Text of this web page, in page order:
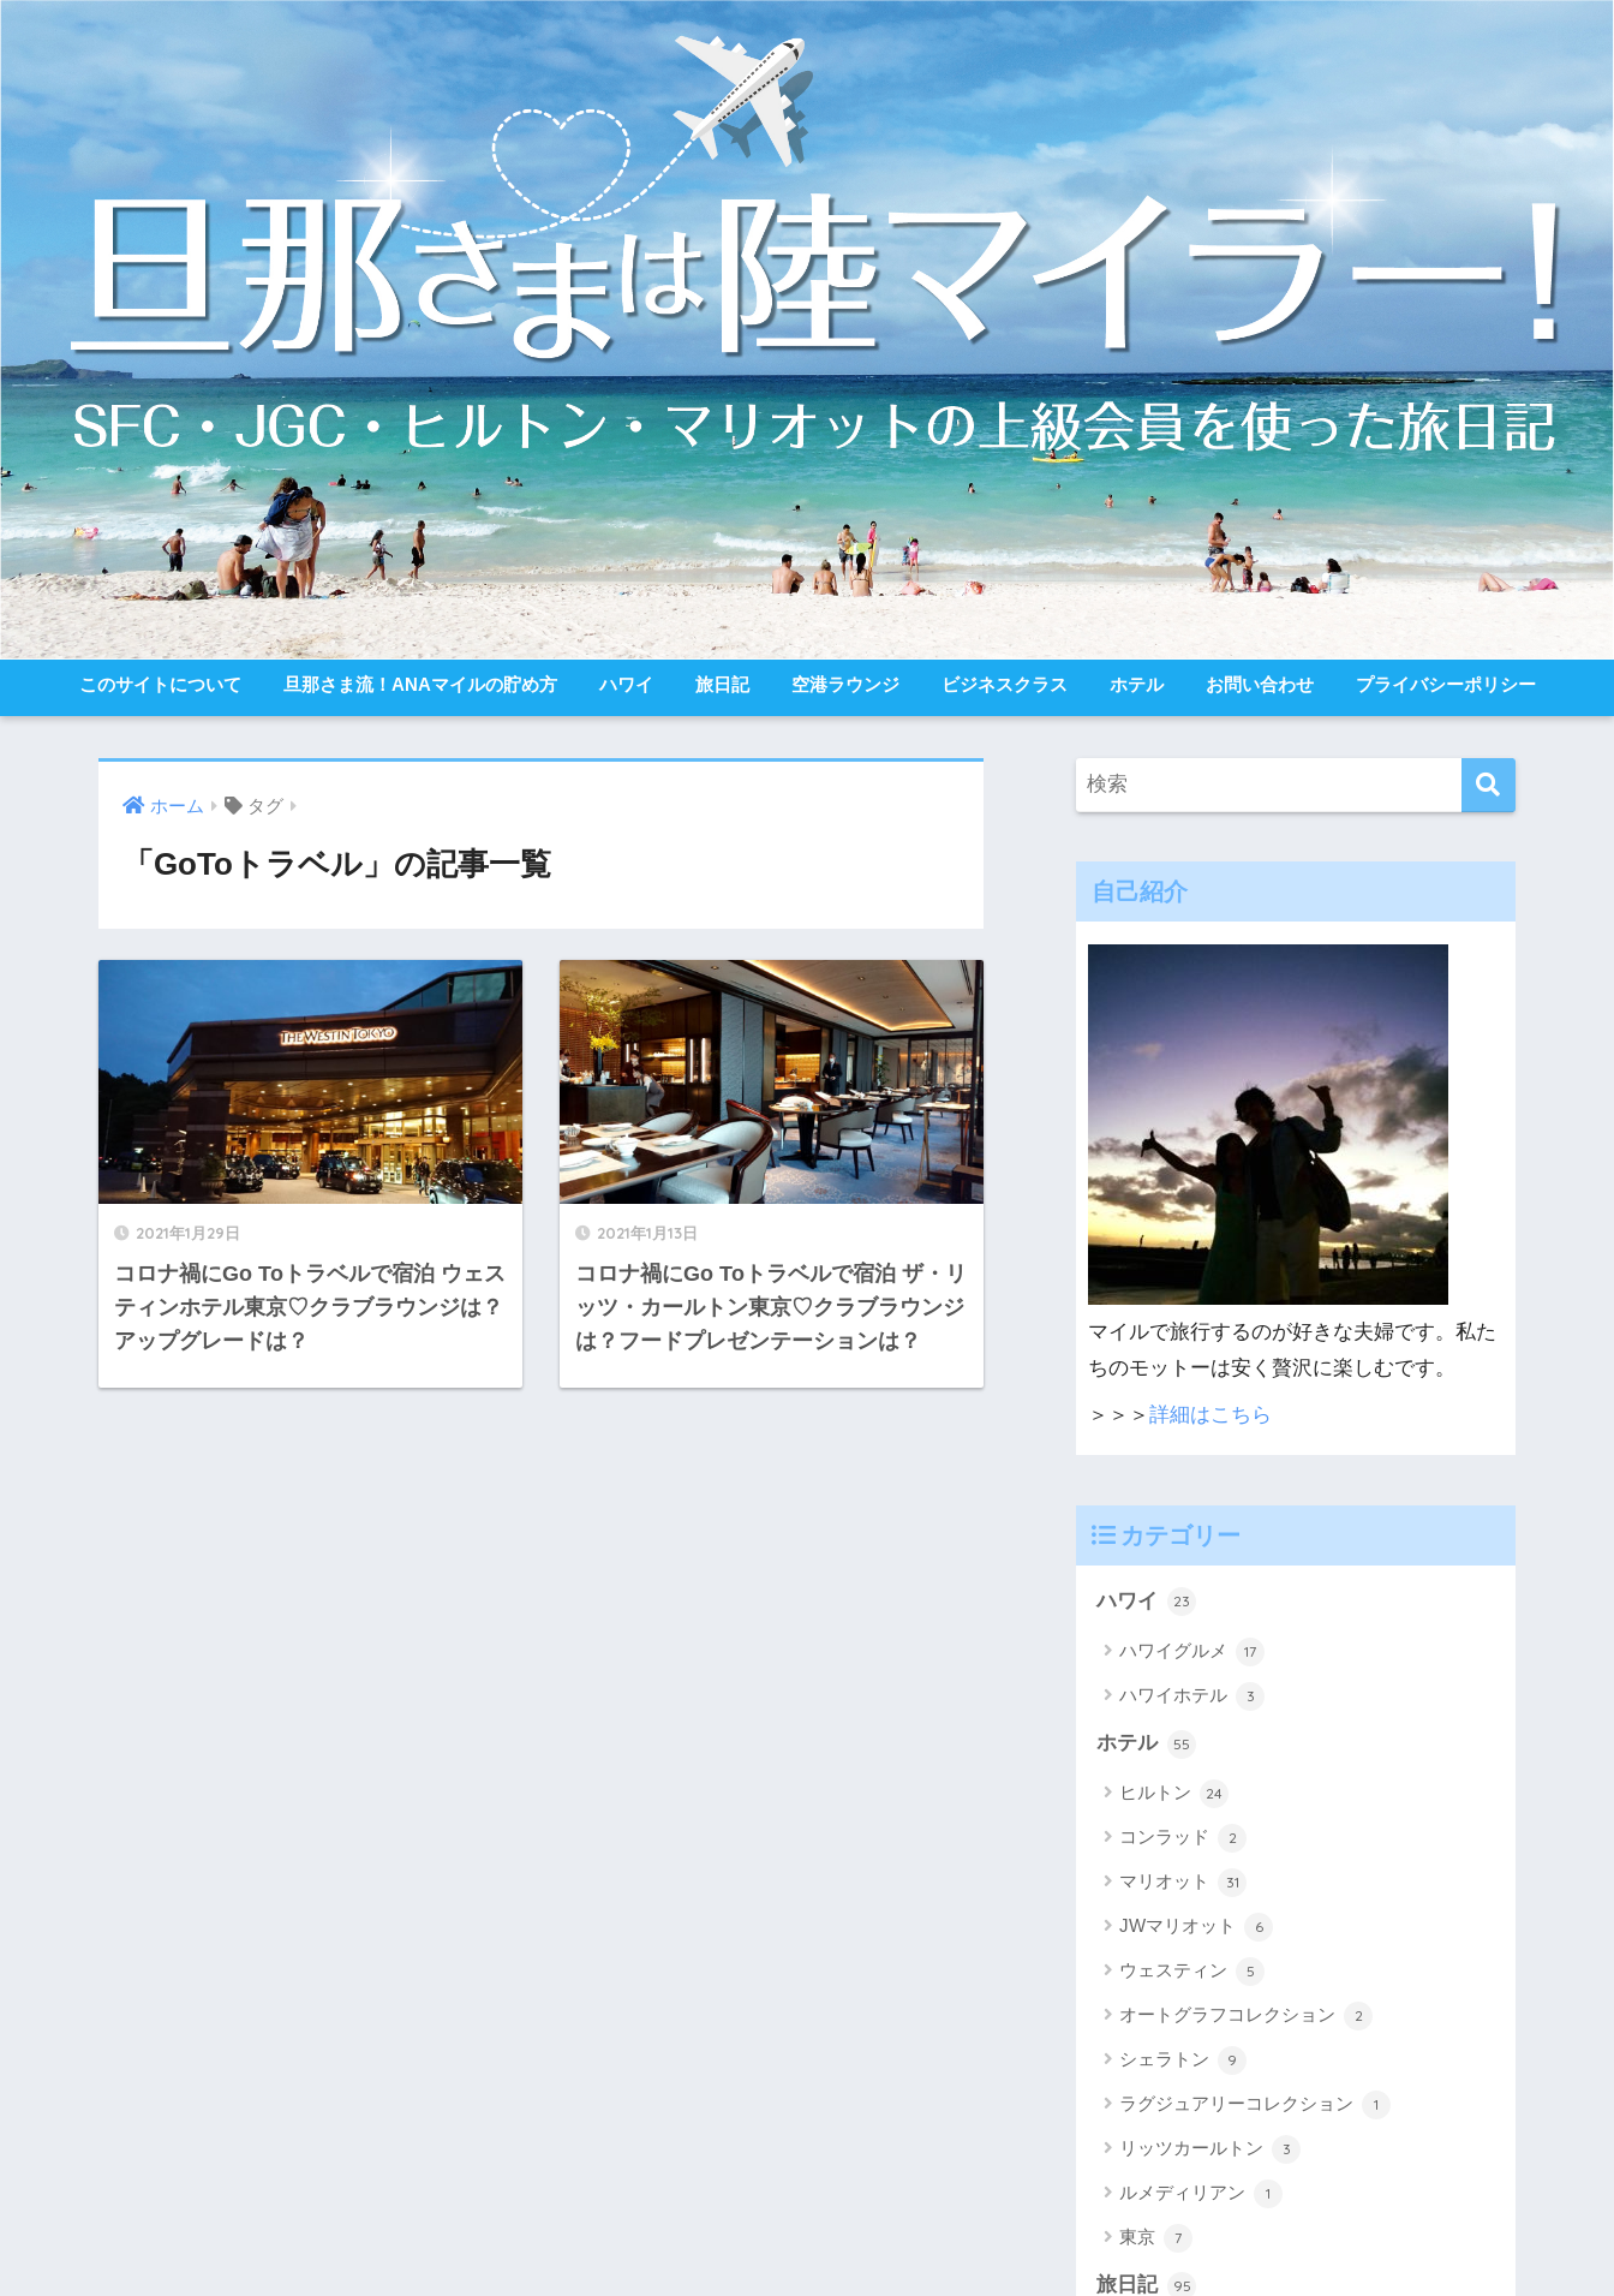
このサイトについて 旦那さま流！ANAマイルの貯め方 ハワイ 旅日記 空港ラウンジ ビジネスクラス ホテル お問い合わせ プライバシーポリシー
ホーム タグ
「GoToトラベル」の記事一覧
2021年1月29日
コロナ禍にGo Toトラベルで宿泊 ウェス
ティンホテル東京♡クラブラウンジは？
アップグレードは？
2021年1月13日
コロナ禍にGo Toトラベルで宿泊 ザ・リ
ッツ・カールトン東京♡クラブラウンジ
は？フードプレゼンテーションは？
自己紹介
マイルで旅行するのが好きな夫婦です。私た
ちのモットーは安く贅沢に楽しむです。
＞＞＞詳細はこちら
カテゴリー
ハワイ 23
ハワイグルメ 17
ハワイホテル 3
ホテル 55
ヒルトン 24
コンラッド 2
マリオット 31
JWマリオット 6
ウェスティン 5
オートグラフコレクション 2
シェラトン 9
ラグジュアリーコレクション 1
リッツカールトン 3
ルメディリアン 1
東京 7
旅日記 95